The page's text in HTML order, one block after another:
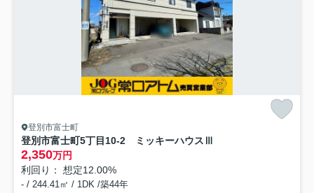
登別市富士町
登別市富士町5丁目10-2 ミッキーハウスⅢ
2,350万円
利回り： 想定12.00%
- / 244.41㎡ / 1DK /築44年